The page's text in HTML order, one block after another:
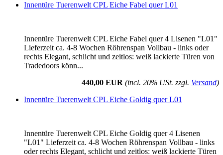
Innentüre Tuerenwelt CPL Eiche Fabel quer L01
Innentüre Tuerenwelt CPL Eiche Fabel quer 4 Lisenen "L01"
Lieferzeit ca. 4-8 Wochen Röhrenspan Vollbau - links oder
rechts Elegant, schlicht und zeitlos: weiß lackierte Türen von
Tradedoors könn...
440,00 EUR (incl. 20% USt. zzgl. Versand)
Innentüre Tuerenwelt CPL Eiche Goldig quer L01
Innentüre Tuerenwelt CPL Eiche Goldig quer 4 Lisenen
"L01" Lieferzeit ca. 4-8 Wochen Röhrenspan Vollbau - links
oder rechts Elegant, schlicht und zeitlos: weiß lackierte Türen